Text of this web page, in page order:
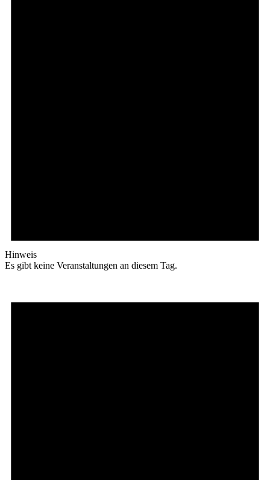
Hinweis
Es gibt keine Veranstaltungen an diesem Tag.